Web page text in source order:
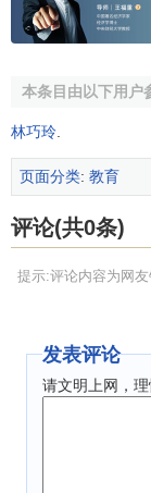
↑1.0
杨
本条目由以下用户
林巧玲
页面分类: 教育
评论(共0条)
提示:评论内容为网
发表评论
请文明上网，理